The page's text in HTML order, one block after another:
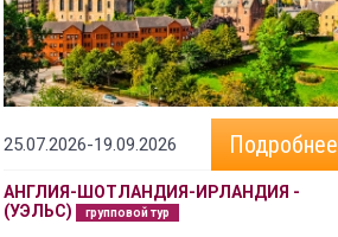
25.07.2026-19.09.2026 Подробнее
АНГЛИЯ-ШОТЛАНДИЯ-ИРЛАНДИЯ -
(УЭЛЬС)
групповой тур